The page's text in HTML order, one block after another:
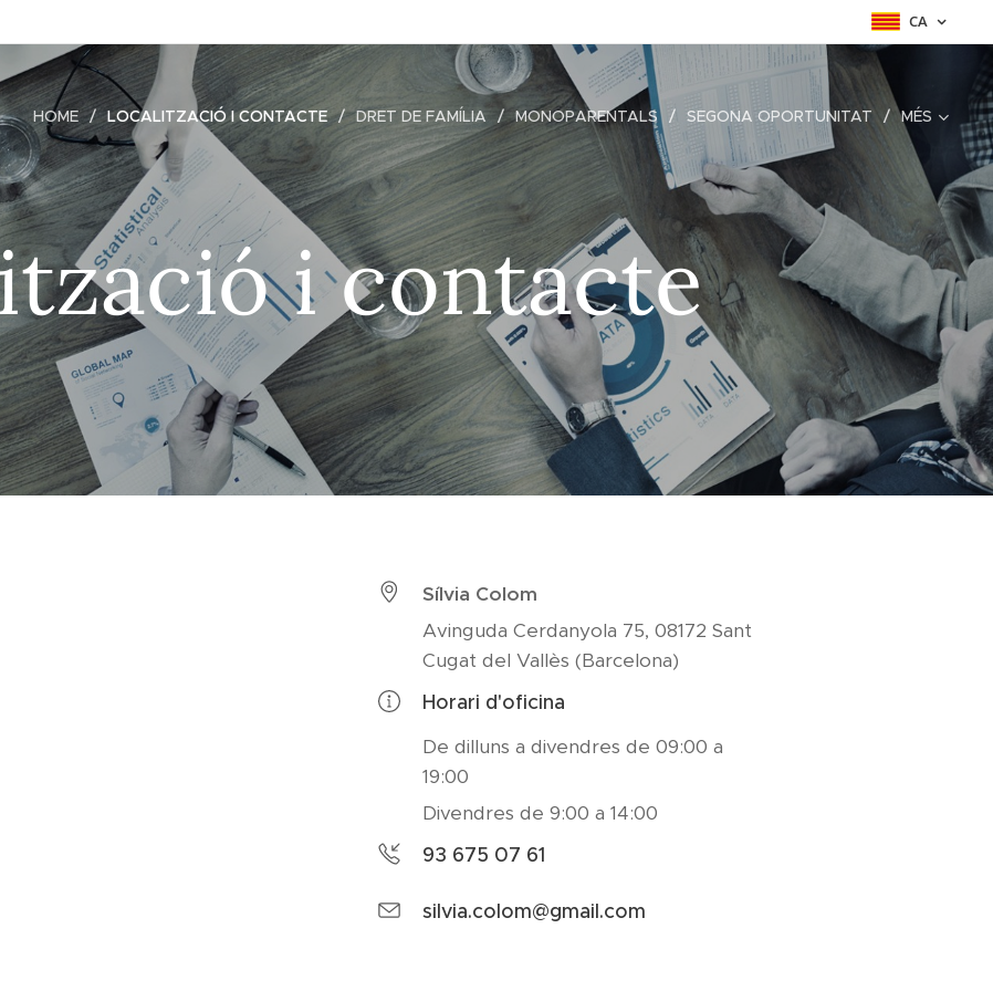
CA
HOME LOCALITZACIÓ I CONTACTE DRET DE FAMÍLIA MONOPARENTALS SEGONA OPORTUNITAT MÉS
i contacte
Sílvia Colom
Avinguda Cerdanyola 75, 08172 Sant
Cugat del Vallès (Barcelona)
Horari d'oficina
De dilluns a divendres de 09:00 a
19:00
Divendres de 9:00 a 14:00
93 675 07 61
silvia.colom@gmail.com